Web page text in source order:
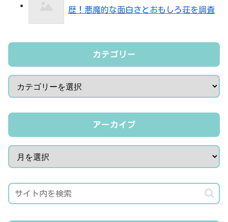
歴！悪魔的な面白さとおもしろ荘を調査
カテゴリー
アーカイブ